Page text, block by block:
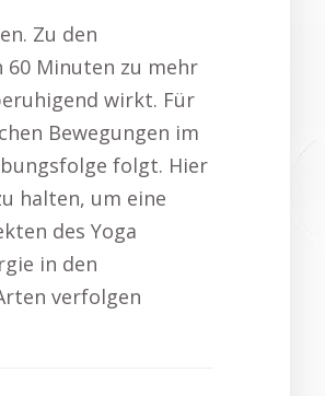
Zu den
60 Minuten zu mehr
wirkt. Für
Bewegungen im
folgt. Hier
halten, um eine
des Yoga
in den
verfolgen